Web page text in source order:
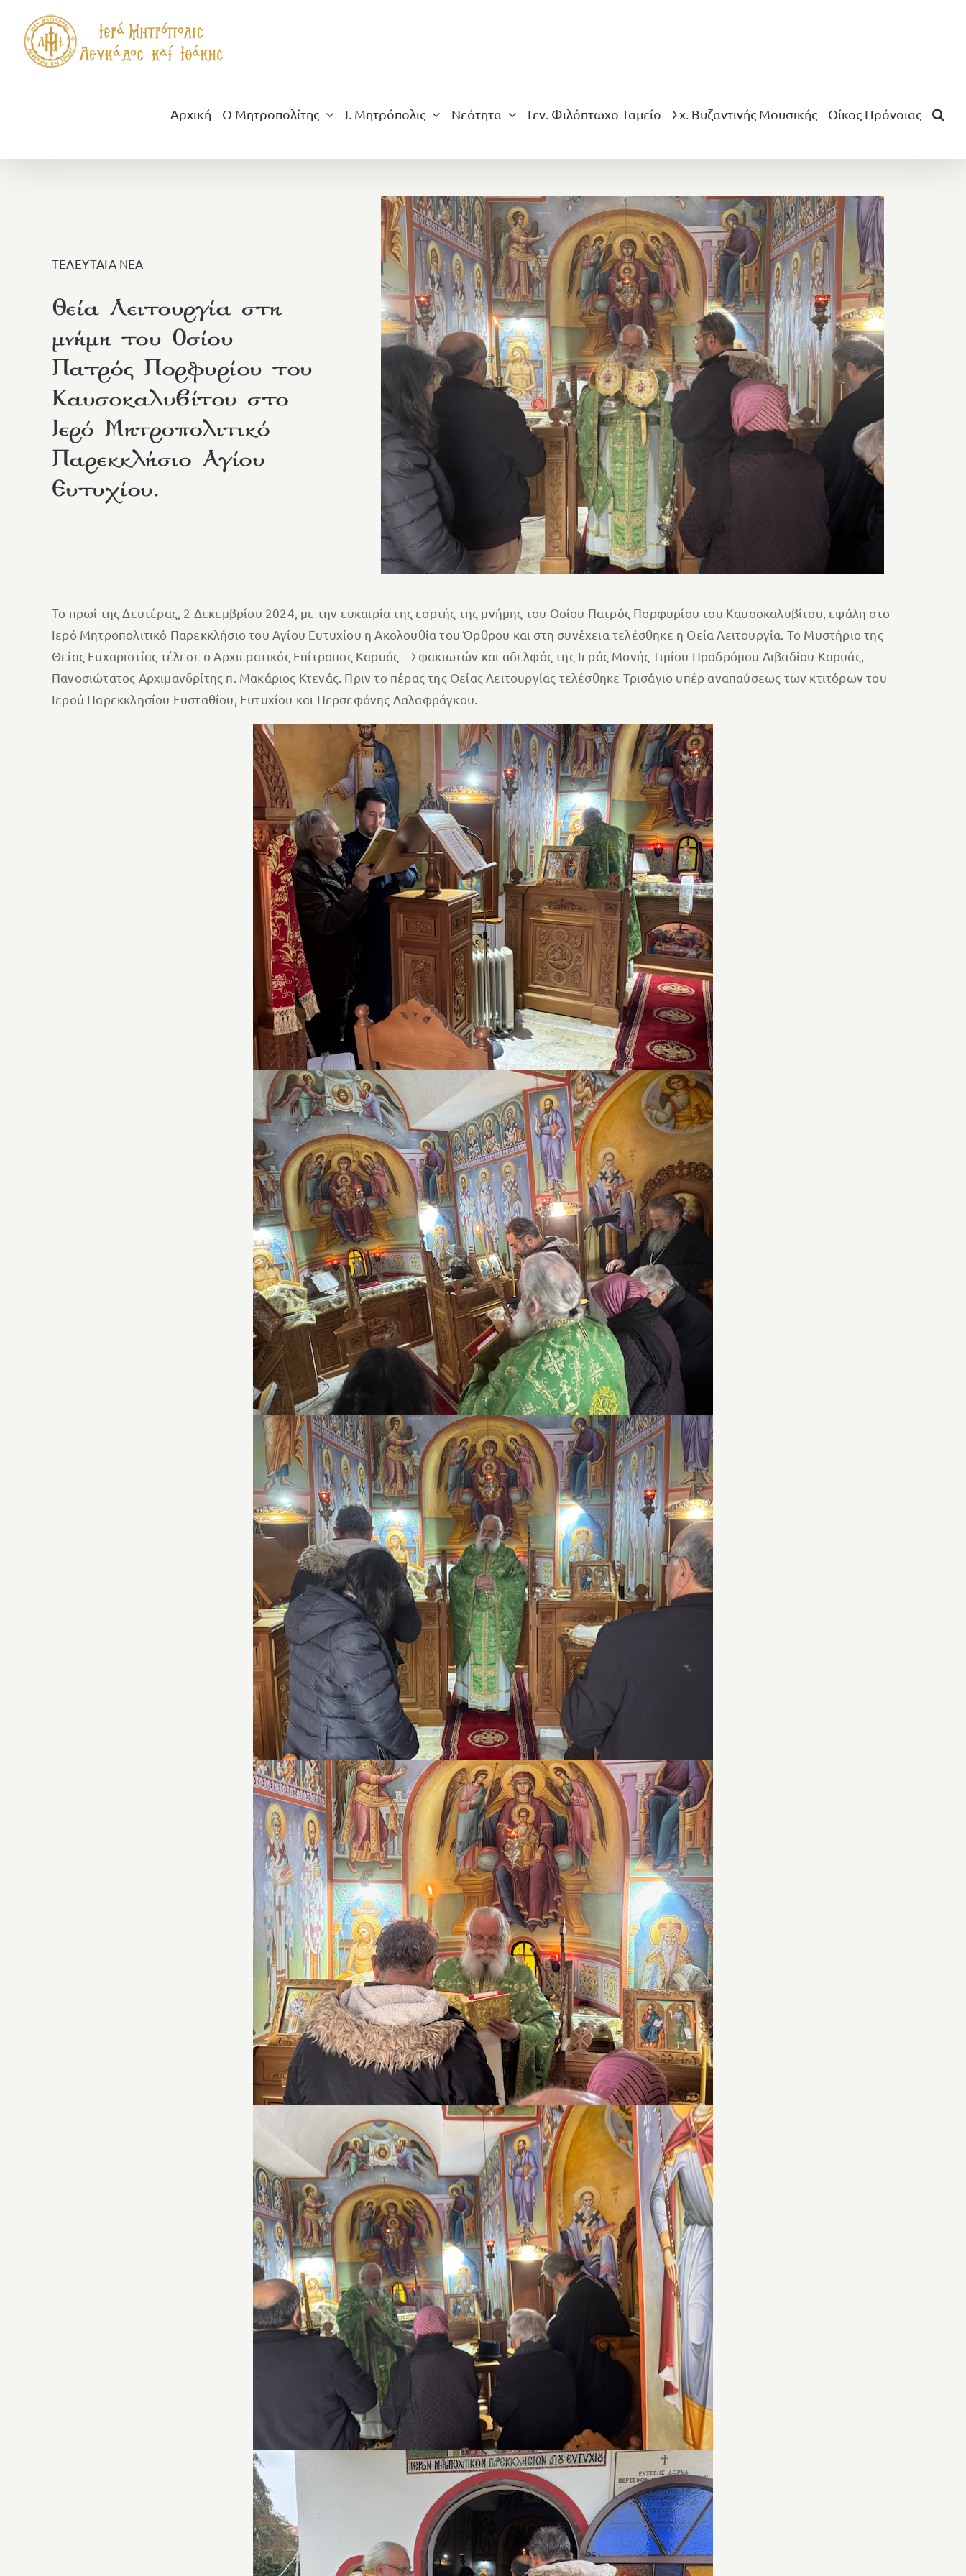
περιεχόμενο
Αρχική Ο Μητροπολίτης Ι. Μητρόπολις Νεότητα Γεν. Φιλόπτωχο Ταμείο Σχ. Βυζαντινής Μουσικής Οίκος Πρόνοιας
ΤΕΛΕΥΤΑΙΑ ΝΕΑ
Θεία Λειτουργία στη
μνήμη του Οσίου
Πατρός Πορφυρίου του
Καυσοκαλυβίτου στο
Ιερό Μητροπολιτικό
Παρεκκλήσιο Αγίου
Ευτυχίου.
Το πρωί της Δευτέρας, 2 Δεκεμβρίου 2024, με την ευκαιρία της εορτής της μνήμης του Οσίου Πατρός Πορφυρίου του Καυσοκαλυβίτου, εψάλη στο
Ιερό Μητροπολιτικό Παρεκκλήσιο του Αγίου Ευτυχίου η Ακολουθία του Όρθρου και στη συνέχεια τελέσθηκε η Θεία Λειτουργία. Το Μυστήριο της
Θείας Ευχαριστίας τέλεσε ο Αρχιερατικός Επίτροπος Καρυάς – Σφακιωτών και αδελφός της Ιεράς Μονής Τιμίου Προδρόμου Λιβαδίου Καρυάς,
Πανοσιώτατος Αρχιμανδρίτης π. Μακάριος Κτενάς. Πριν το πέρας της Θείας Λειτουργίας τελέσθηκε Τρισάγιο υπέρ αναπαύσεως των κτιτόρων του
Ιερού Παρεκκλησίου Ευσταθίου, Ευτυχίου και Περσεφόνης Λαλαφράγκου.